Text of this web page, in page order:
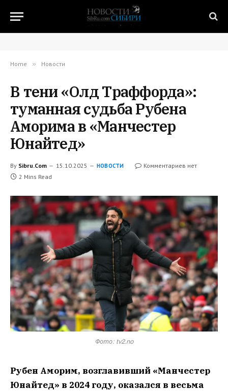
Home » Новости
В тени «Олд Траффорда»:
туманная судьба Рубена
Аморима в «Манчестер
Юнайтед»
By Sibru.Com 15.10.2025 НОВОСТИ
Комментариев нет
2 Mins Read
Фото: tv2.no
Рубен Аморим, возглавивший «Манчестер
Юнайтед» в 2024 году, оказался в весьма